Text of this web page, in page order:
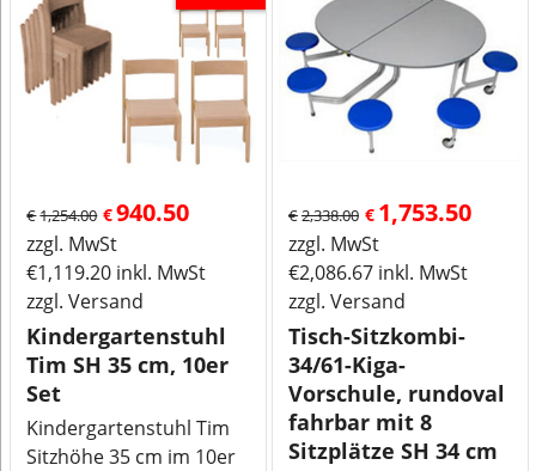
€1,254.00 €940.50
zzgl. MwSt
€1,119.20 inkl. MwSt
zzgl. Versand
Kindergartenstuhl
Tim SH 35 cm, 10er
Set
Kindergartenstuhl Tim
Sitzhöhe 35 cm im 10er
€2,338.00 € 1,753.50
zzgl. MwSt
€2,086.67 inkl. MwSt
zzgl. Versand
Tisch-Sitzkombi-
34/61-Kiga-
Vorschule, rundoval
fahrbar mit 8
Sitzplätze SH 34 cm